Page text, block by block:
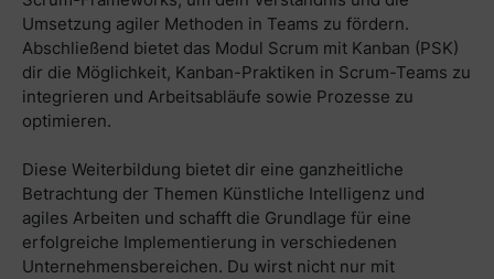
Umsetzung agiler Methoden in Teams zu fördern.
Abschließend bietet das Modul Scrum mit Kanban (PSK)
dir die Möglichkeit, Kanban-Praktiken in Scrum-Teams zu
integrieren und Arbeitsabläufe sowie Prozesse zu
optimieren.
Diese Weiterbildung bietet dir eine ganzheitliche
Betrachtung der Themen Künstliche Intelligenz und
agiles Arbeiten und schafft die Grundlage für eine
erfolgreiche Implementierung in verschiedenen
Unternehmensbereichen. Du wirst nicht nur mit